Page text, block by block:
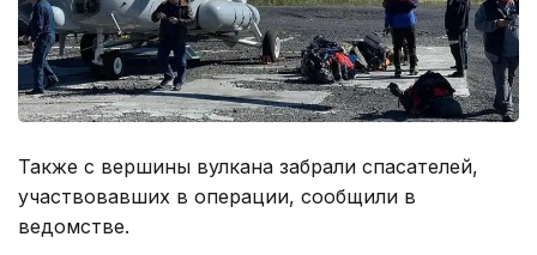
Также с вершины вулкана забрали спасателей,
участвовавших в операции, сообщили в
ведомстве.